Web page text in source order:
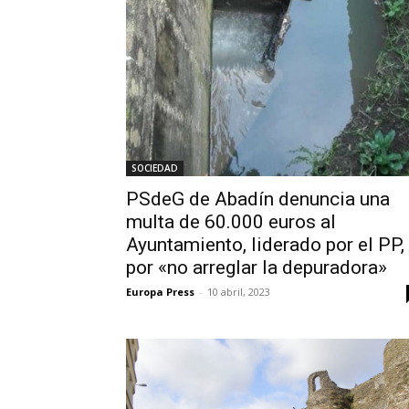
SOCIEDAD
PSdeG de Abadín denuncia una
multa de 60.000 euros al
Ayuntamiento, liderado por el PP,
por «no arreglar la depuradora»
Europa Press - 10 abril, 2023